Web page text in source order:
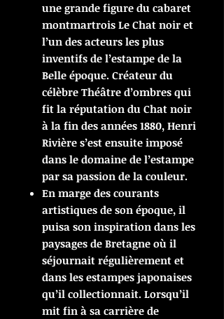
une grande figure du cabaret
montmartrois Le Chat noir et
l’un des acteurs les plus
inventifs de l’estampe de la
Belle époque. Créateur du
célèbre Théâtre d’ombres qui
fit la réputation du Chat noir
à la fin des années 1880, Henri
Rivière s’est ensuite imposé
dans le domaine de l’estampe
par sa passion de la couleur.
En marge des courants
artistiques de son époque, il
puisa son inspiration dans les
paysages de Bretagne où il
séjournait régulièrement et
dans les estampes japonaises
qu’il collectionnait. Lorsqu’il
mit fin à sa carrière de